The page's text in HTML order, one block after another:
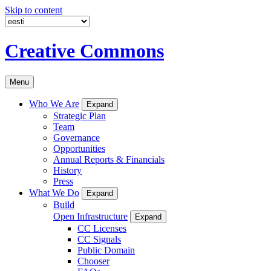
Skip to content
Creative Commons
Menu
Who We Are Expand
Strategic Plan
Team
Governance
Opportunities
Annual Reports & Financials
History
Press
What We Do
Expand
Build
Open Infrastructure
Expand
CC Licenses
CC Signals
Public Domain
Chooser